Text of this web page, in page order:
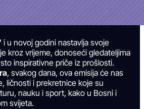
i u novoj godini nastavlja svoje
kroz vrijeme, donoseći gledateljima
inspirativne priče iz prošlosti.
, svakog dana, ova emisija će nas
ličnosti i prekretnice koje su
nauku i sport, kako u Bosni i
svijeta.